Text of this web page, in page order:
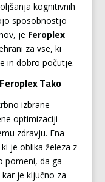
kognitivnih
sposobnostjo
je Feroplex
za vse, ki
in dobro počutje.
Tako
izbrane
optimizaciji
zdravju. Ena
je oblika železa z
pomeni, da ga
je ključno za